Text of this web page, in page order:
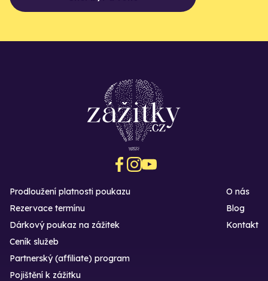
Prodloužení platnosti poukazu
Rezervace termínu
Dárkový poukaz na zážitek
O nás
Blog
Kontakt
Ceník služeb
Partnerský (affiliate) program
Pojištění k zážitku